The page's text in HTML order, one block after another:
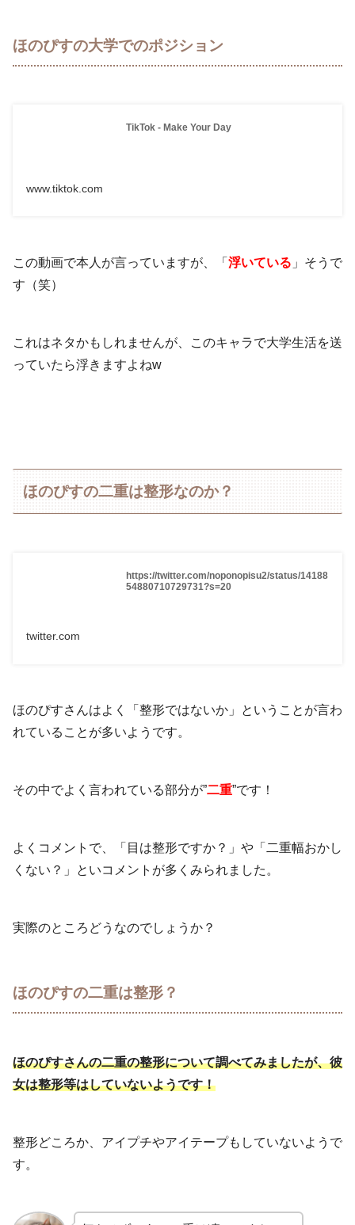
ほのぴすの大学でのポジション
TikTok - Make Your Day
www.tiktok.com
この動画で本人が言っていますが、「 浮いている 」そうで
す（笑）
これはネタかもしれませんが、このキャラで大学生活を送
っていたら浮きますよねw
ほのぴすの二重は整形なのか？
https://twitter.com/noponopisu2/status/14188
54880710729731?s=20
twitter.com
ほのぴすさんはよく「整形ではないか」ということが言わ
れていることが多いようです。
その中でよく言われている部分が”二重”です！
よくコメントで、「目は整形ですか？」や「二重幅おかし
くない？」といコメントが多くみられました。
実際のところどうなのでしょうか？
ほのぴすの二重は整形？
ほのぴすさんの二重の整形について調べてみましたが、彼
女は整形等はしていないようです！
整形どころか、アイプチやアイテープもしていないようで
す。